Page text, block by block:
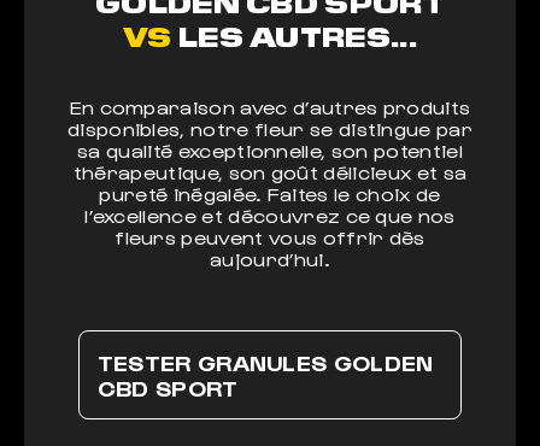
VS LES AUTRES...
En comparaison avec d’autres produits
disponibles, notre fleur se distingue par
sa qualité exceptionnelle, son potentiel
thérapeutique, son goût délicieux et sa
pureté inégalée. Faites le choix de
l’excellence et découvrez ce que nos
fleurs peuvent vous offrir dès
aujourd’hui.
TESTER GRANULES GOLDEN
CBD SPORT